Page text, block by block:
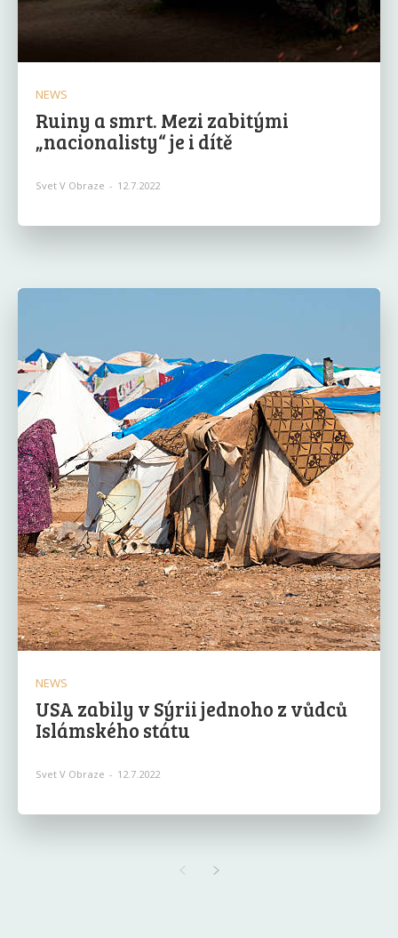
NEWS
Ruiny a smrt. Mezi zabitými
„nacionalisty“ je i dítě
Svet V Obraze - 12.7.2022
NEWS
USA zabily v Sýrii jednoho z vůdců
Islámského státu
Svet V Obraze - 12.7.2022